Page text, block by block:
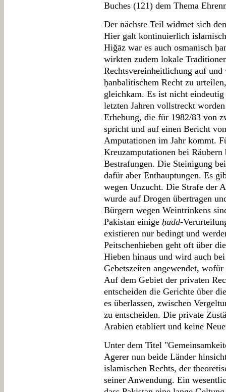
Buches (121) dem Thema
Der nächste Teil widmet sich
Hier galt kontinuierlich
Hiǧāz war es auch osmanisch
wirkten zudem lokale
Rechtsvereinheitlichung auf
ḥanbalitischem Recht zu
gleichkam. Es ist nicht
letzten Jahren vollstreckt
Erhebung, die für 1982/83 von
spricht und auf einen Bericht
Amputationen im Jahr kommt.
Kreuzamputationen bei
Bestrafungen. Die Steinigung
dafür aber Enthauptungen. Es
wegen Unzucht. Die Strafe der
wurde auf Drogen übertragen
Bürgern wegen Weintrinkens
Pakistan einige ḥadd-
existieren nur bedingt und
Peitschenhieben geht oft über
Hieben hinaus und wird auch
Gebetszeiten angewendet,
Auf dem Gebiet der privaten
entscheiden die Gerichte über
es überlassen, zwischen
zu entscheiden. Die private
Arabien etabliert und keine
Unter dem Titel
Agerer nun beide Länder
islamischen Rechts, der
seiner Anwendung. Ein